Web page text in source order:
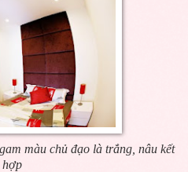
màu chủ đạo là trắng, nâu kết
hợp